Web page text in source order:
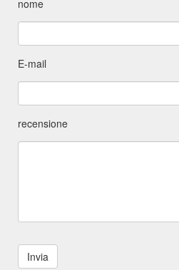
https://armyshop.com.au/
nome
E-mail
recensione